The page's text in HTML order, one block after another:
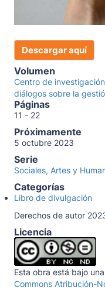
Descargar aquí
Volumen
Centro de
diálogos sobre la
Páginas
11 - 22
Próximamente
5 octubre 2023
Serie
Sociales, Artes y
Categorías
Libro de divulgación
Derechos de autor
Licencia
Esta obra está bajo
Commons Atribución-